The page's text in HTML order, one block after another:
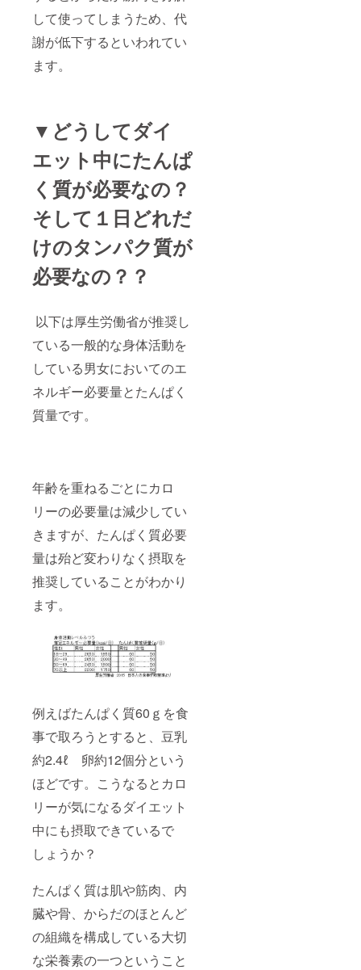
して使ってしまうため、代
謝が低下するといわれてい
ます。
▼どうしてダイ
エット中にたんぱ
く質が必要なの？
そして１日どれだ
けのタンパク質が
必要なの？？
以下は厚生労働省が推奨し
ている一般的な身体活動を
している男女においてのエ
ネルギー必要量とたんぱく
質量です。
年齢を重ねるごとにカロ
リーの必要量は減少してい
きますが、たんぱく質必要
量は殆ど変わりなく摂取を
推奨していることがわかり
ます。
例えばたんぱく質60ｇを食
事で取ろうとすると、豆乳
約2.4ℓ 卵約12個分という
ほどです。こうなるとカロ
リーが気になるダイエット
中にも摂取できているで
しょうか？
たんぱく質は肌や筋肉、内
臓や骨、からだのほとんど
の組織を構成している大切
な栄養素の一つということ